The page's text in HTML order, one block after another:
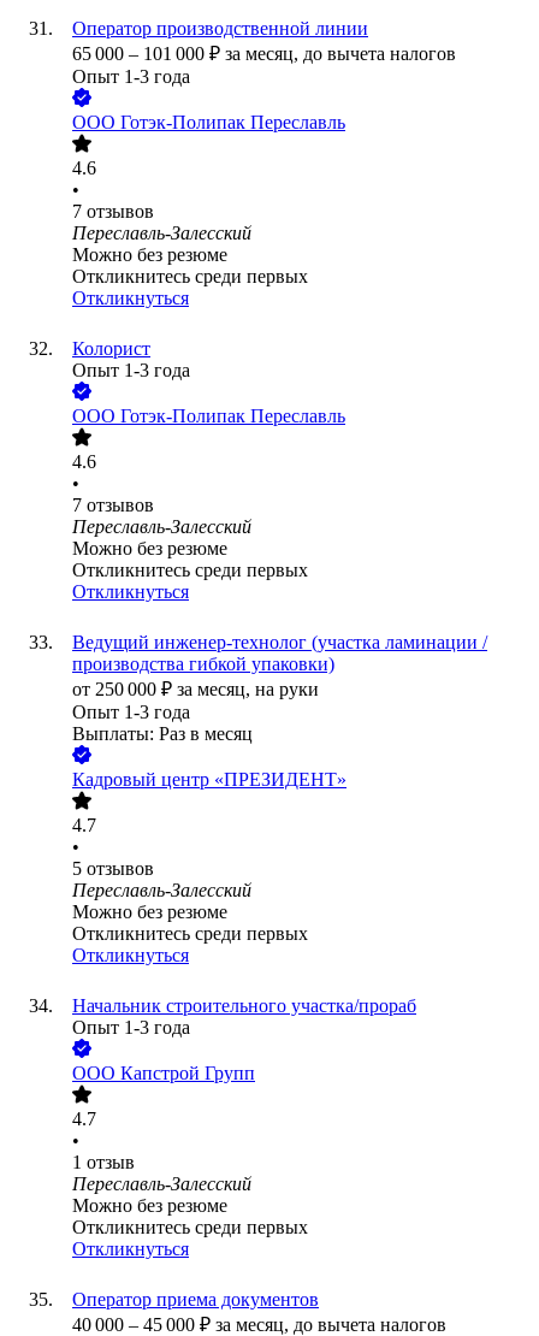
Оператор производственной линии
65 000 – 101 000 ₽ за месяц, до вычета налогов
Опыт 1-3 года
ООО Готэк-Полипак Переславль
4.6
•
7 отзывов
Переславль-Залесский
Можно без резюме
Откликнитесь среди первых
Откликнуться
Колорист
Опыт 1-3 года
ООО Готэк-Полипак Переславль
4.6
•
7 отзывов
Переславль-Залесский
Можно без резюме
Откликнитесь среди первых
Откликнуться
Ведущий инженер-технолог (участка ламинации /
производства гибкой упаковки)
от 250 000 ₽ за месяц, на руки
Опыт 1-3 года
Выплаты: Раз в месяц
Кадровый центр «ПРЕЗИДЕНТ»
4.7
•
5 отзывов
Переславль-Залесский
Можно без резюме
Откликнитесь среди первых
Откликнуться
Начальник строительного участка/прораб
Опыт 1-3 года
ООО Капстрой Групп
4.7
•
1 отзыв
Переславль-Залесский
Можно без резюме
Откликнитесь среди первых
Откликнуться
Оператор приема документов
40 000 – 45 000 ₽ за месяц, до вычета налогов